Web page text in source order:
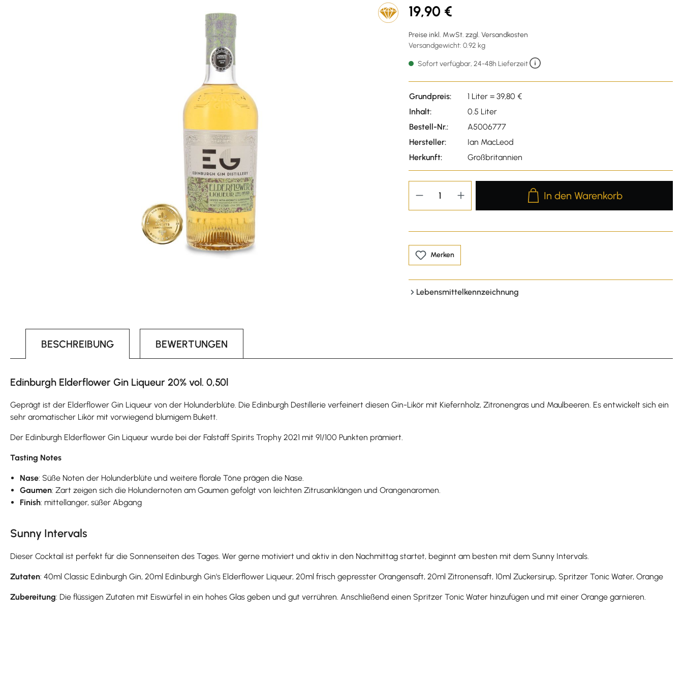
19,90 €
Preise inkl. MwSt. zzgl. Versandkosten
Versandgewicht: 0.92 kg
Sofort verfügbar, 24-48h Lieferzeit
Grundpreis:
1 Liter = 39,80 €
Inhalt:
0.5 Liter
Bestell-Nr.:
A5006777
Hersteller:
Ian MacLeod
Herkunft:
Großbritannien
Produkt Anzahl: Gib den
In den Warenkorb
Merken
Lebensmittelkennzeichnung
BESCHREIBUNG BEWERTUNGEN
Edinburgh Elderflower Gin Liqueur 20% vol. 0,50l
Geprägt ist der Elderflower Gin Liqueur von der Holunderblüte. Die Edinburgh Destillerie verfeinert diesen Gin-Likör mit Kiefernholz, Zitronengras und Maulbeeren. Es entwickelt sich ein
sehr aromatischer Likör mit vorwiegend blumigem Bukett.
Der Edinburgh Elderflower Gin Liqueur wurde bei der Falstaff Spirits Trophy 2021 mit 91/100 Punkten prämiert.
Tasting Notes
Nase: Süße Noten der Holunderblüte und weitere florale Töne prägen die Nase.
Gaumen: Zart zeigen sich die Holundernoten am Gaumen gefolgt von leichten Zitrusanklängen und Orangenaromen.
Finish: mittellanger, süßer Abgang
Sunny Intervals
Dieser Cocktail ist perfekt für die Sonnenseiten des Tages. Wer gerne motiviert und aktiv in den Nachmittag startet, beginnt am besten mit dem Sunny Intervals.
Zutaten: 40ml Classic Edinburgh Gin, 20ml Edinburgh Gin's Elderflower Liqueur, 20ml frisch gepresster Orangensaft, 20ml Zitronensaft, 10ml Zuckersirup, Spritzer Tonic Water, Orange
Zubereitung: Die flüssigen Zutaten mit Eiswürfel in ein hohes Glas geben und gut verrühren. Anschließend einen Spritzer Tonic Water hinzufügen und mit einer Orange garnieren.